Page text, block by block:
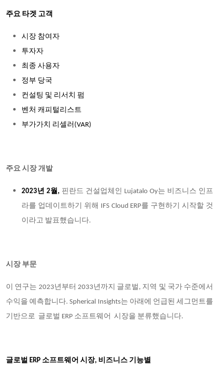
주요 타겟 고객
시장 참여자
투자자
최종 사용자
정부 당국
컨설팅 및 리서치 펌
벤처 캐피털리스트
부가가치 리셀러(VAR)
주요 시장 개발
2023년 2월, 핀란드 건설업체인 Lujatalo Oy는 비즈니스 인프
라를 업데이트하기 위해 IFS Cloud ERP를 구현하기 시작할 것
이라고 발표했습니다.
시장 부문
이 연구는 2023년부터 2033년까지 글로벌, 지역 및 국가 수준에서
수익을 예측합니다. Spherical Insights는 아래에 언급된 세그먼트를
기반으로 글로벌 ERP 소프트웨어 시장을 분류했습니다.
글로벌 ERP 소프트웨어 시장, 비즈니스 기능별